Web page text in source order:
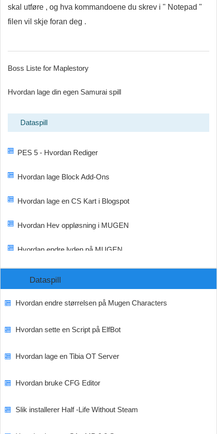
skal utføre , og hva kommandoene du skrev i " Notepad "
filen vil skje foran deg .
Boss Liste for Maplestory
Hvordan lage din egen Samurai spill
Dataspill
PES 5 - Hvordan Rediger
Hvordan lage Block Add-Ons
Hvordan lage en CS Kart i Blogspot
Hvordan Hev oppløsning i MUGEN
Hvordan endre lyden på MUGEN
Dataspill
Hvordan endre størrelsen på Mugen Characters
Hvordan sette en Script på ElfBot
Hvordan lage en Tibia OT Server
Hvordan bruke CFG Editor
Slik installerer Half -Life Without Steam